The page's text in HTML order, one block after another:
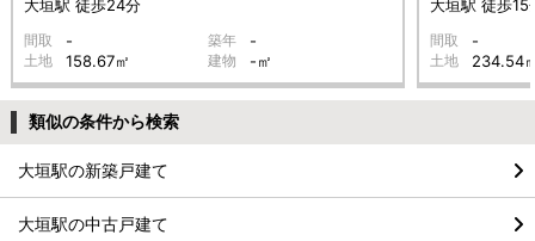
大垣駅 徒歩24分
間取 - 築年 -
土地 158.67㎡ 建物 -㎡
大垣駅 徒歩15
間取 -
土地 234.54
類似の条件から検索
大垣駅の新築戸建て
大垣駅の中古戸建て